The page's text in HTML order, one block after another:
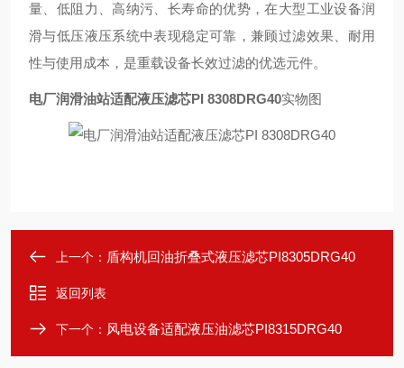
量、低阻力、高纳污、长寿命的优势，在大型工业设备润
滑与低压液压系统中表现稳定可靠，兼顾过滤效果、耐用
性与使用成本，是重载设备长效过滤的优选元件。
电厂润滑油站适配液压滤芯PI 8308DRG40实物图
上一个： 盾构机回油折叠式液压滤芯PI8305DRG40
返回列表
下一个： 风电设备适配液压油滤芯PI8315DRG40